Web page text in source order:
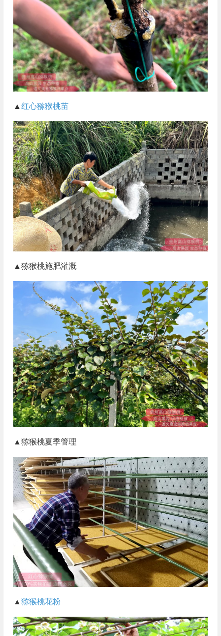
▲ 红心猕猴桃苗
▲猕猴桃施肥灌溉
▲猕猴桃夏季管理
▲ 猕猴桃花粉